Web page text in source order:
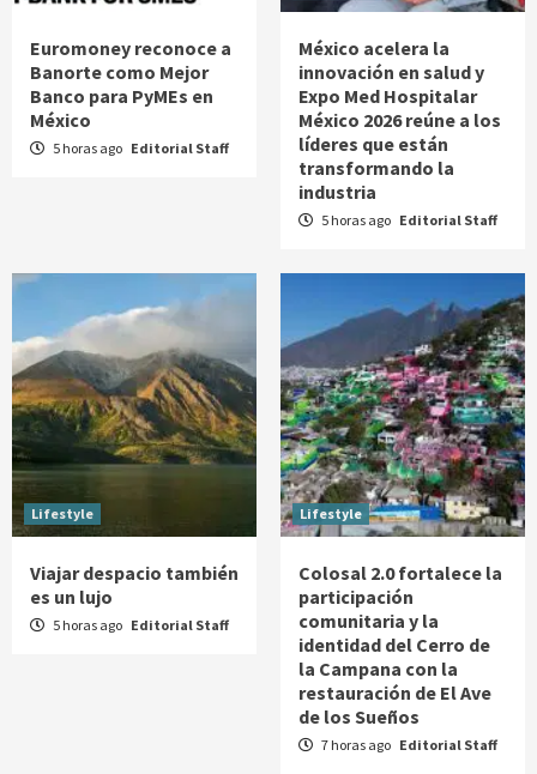
Euromoney reconoce a
Banorte como Mejor
Banco para PyMEs en
México
5 horas ago Editorial Staff
México acelera la
innovación en salud y
Expo Med Hospitalar
México 2026 reúne a los
líderes que están
transformando la
industria
5 horas ago Editorial Staff
Lifestyle
Viajar despacio también
es un lujo
5 horas ago Editorial Staff
Lifestyle
Colosal 2.0 fortalece la
participación
comunitaria y la
identidad del Cerro de
la Campana con la
restauración de El Ave
de los Sueños
7 horas ago Editorial Staff